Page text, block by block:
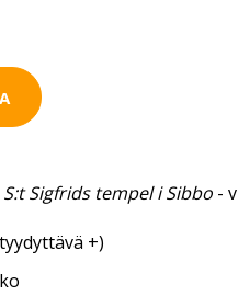
S:t Sigfrids tempel i Sibbo -
+)